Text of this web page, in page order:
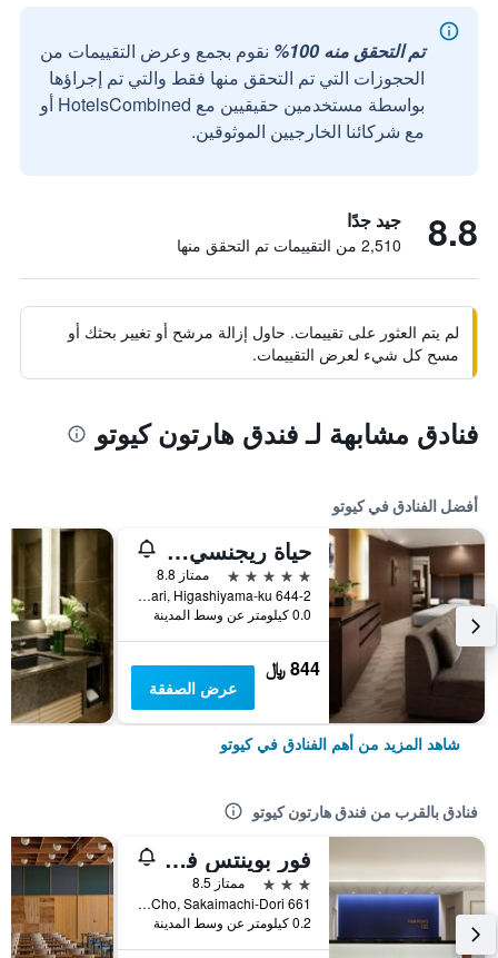
تم التحقق منه 100%
نقوم بجمع وعرض التقييمات من
الحجوزات التي تم التحقق منها فقط والتي تم إجراؤها
بواسطة مستخدمين حقيقيين مع HotelsCombined أو
مع شركائنا الخارجيين الموثوقين.
8.8 جيد جدًا
2,510 من التقييمات تم التحقق منها
لم يتم العثور على تقييمات. حاول إزالة مرشح أو تغيير بحثك أو
مسح كل شيء لعرض التقييمات.
فنادق مشابهة لـ فندق هارتون كيوتو
أفضل الفنادق في كيوتو
حياة ريجنسي كيوتو
5 نجوم
ممتاز 8.8
644-2 Sanjusangendo-Mawari, Higashiyama-ku, كيوتو, اليابان
0.0 كيلومتر عن وسط المدينة
844 ﷼
عرض الصفقة
شاهد المزيد من أهم الفنادق في كيوتو
فنادق بالقرب من فندق هارتون كيوتو
فور بوينتس فليكس باي شيراتون كيوتو أويك
3 نجوم
ممتاز 8.5
661 Ogiya-Cho, Sakaimachi-Dori, كيوتو, اليابان
0.2 كيلومتر عن وسط المدينة